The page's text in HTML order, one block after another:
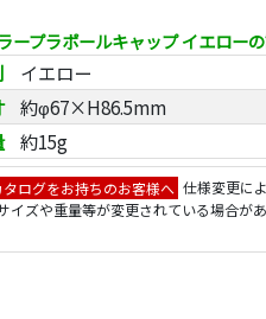
ープラポールキャップ イエロー
イエロー
約φ67×H86.5mm
約15g
タログをお持ちのお客様へ 仕様変更に
イズや重量等が変更されている場合が